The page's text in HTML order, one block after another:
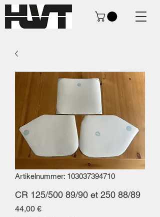
Artikelnummer: 103037394710
CR 125/500 89/90 et 250 88/89
44,00 €Preis